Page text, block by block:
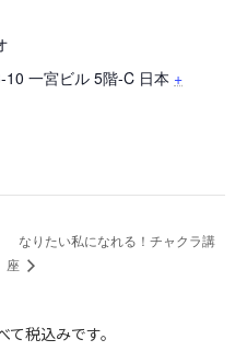
10 一宮ビル 5階-C 日本 +
なりたい私になれる！チャクラ講
座
税込みです。